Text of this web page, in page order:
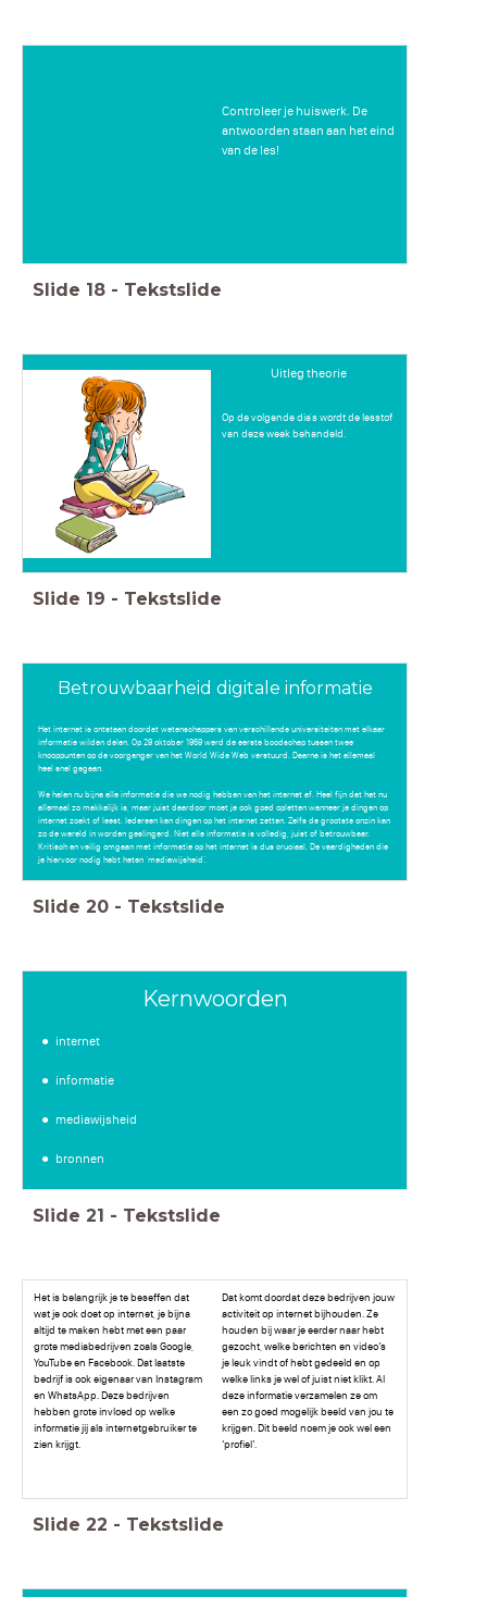
Controleer je huiswerk. De
antwoorden staan aan het eind
van de les!
Slide 18 - Tekstslide
Uitleg theorie
Op de volgende dia's wordt de lesstof
van deze week behandeld.
Slide 19 - Tekstslide
Betrouwbaarheid digitale informatie
Het internet is ontstaan doordat wetenschappers van verschillende universiteiten met elkaar
informatie wilden delen. Op 29 oktober 1969 werd de eerste boodschap tussen twee
knooppunten op de voorganger van het World Wide Web verstuurd. Daarna is het allemaal
heel snel gegaan.
We halen nu bijna alle informatie die we nodig hebben van het internet af. Heel fijn dat het nu
allemaal zo makkelijk is, maar juist daardoor moet je ook goed opletten wanneer je dingen op
internet zoekt of leest. Iedereen kan dingen op het internet zetten. Zelfs de grootste onzin kan
zo de wereld in worden geslingerd. Niet alle informatie is volledig, juist of betrouwbaar.
Kritisch en veilig omgaan met informatie op het internet is dus cruciaal. De vaardigheden die
je hiervoor nodig hebt heten ‘mediawijsheid’.
Slide 20 - Tekstslide
Kernwoorden
internet
informatie
mediawijsheid
bronnen
Slide 21 - Tekstslide
Het is belangrijk je te beseffen dat
wat je ook doet op internet, je bijna
altijd te maken hebt met een paar
grote mediabedrijven zoals Google,
YouTube en Facebook. Dat laatste
bedrijf is ook eigenaar van Instagram
en WhatsApp. Deze bedrijven
hebben grote invloed op welke
informatie jij als internetgebruiker te
zien krijgt.
Dat komt doordat deze bedrijven jouw
activiteit op internet bijhouden. Ze
houden bij waar je eerder naar hebt
gezocht, welke berichten en video’s
je leuk vindt of hebt gedeeld en op
welke links je wel of juist niet klikt. Al
deze informatie verzamelen ze om
een zo goed mogelijk beeld van jou te
krijgen. Dit beeld noem je ook wel een
‘profiel’.
Slide 22 - Tekstslide